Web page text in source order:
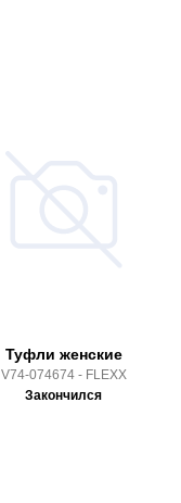
Туфли женские
V74-074674 - FLEXX
Закончился